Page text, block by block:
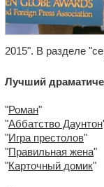
2015". В разделе
Лучший
"Роман"
"Аббатство Даунтон
"Игра престолов"
"Правильная жена"
"Карточный домик"